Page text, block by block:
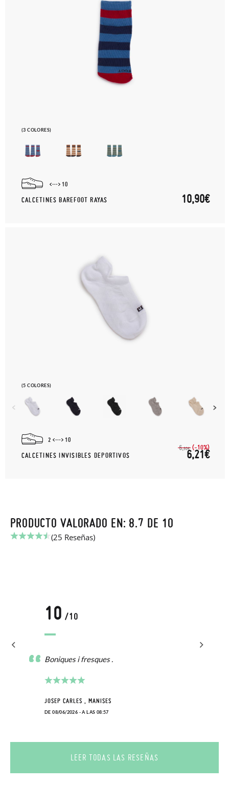
(3 COLORES)
10
CALCETINES BAREFOOT RAYAS 10,90€
(5 COLORES)
2 10
CALCETINES INVISIBLES DEPORTIVOS
6,90€ (-10%)
6,21€
PRODUCTO VALORADO EN: 8.7 DE 10
(25 Reseñas)
10 /10
Boniques i fresques .
JOSEP CARLES , MANISES
DE 08/06/2026 - A LAS 08:57
LEER TODAS LAS RESEÑAS